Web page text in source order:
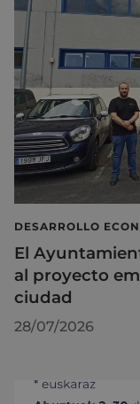
DESARROLLO
El
al proyecto
ciudad
28/07/2026